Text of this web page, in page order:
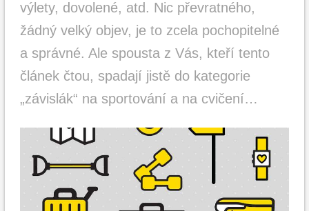
výlety, dovolené, atd. Nic převratného,
žádný velký objev, je to zcela pochopitelné
a správné. Ale spousta z Vás, kteří tento
článek čtou, spadají jistě do kategorie
„závislák“ na sportování a na cvičení…